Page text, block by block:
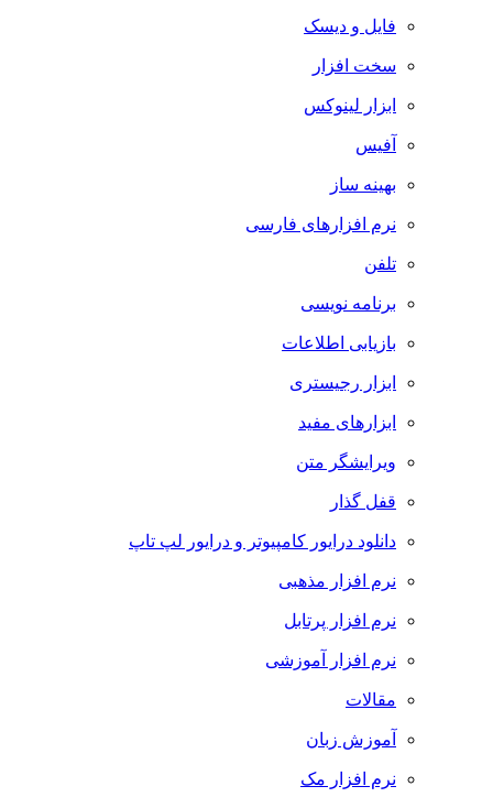
فایل و دیسک
سخت افزار
ابزار لینوکس
آفیس
بهینه ساز
نرم افزارهای فارسی
تلفن
برنامه نویسی
بازیابی اطلاعات
ابزار رجیستری
ابزارهای مفید
ویرایشگر متن
قفل گذار
دانلود درایور کامپیوتر و درایور لپ تاپ
نرم افزار مذهبی
نرم افزار پرتابل
نرم افزار آموزشی
مقالات
آموزش زبان
نرم افزار مک